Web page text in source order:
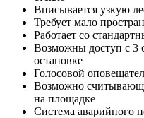
Вписывается узкую
Требует мало
Работает со
Возможны доступ с 3
остановке
Голосовой
Возможно
на площадке
Система аварийного